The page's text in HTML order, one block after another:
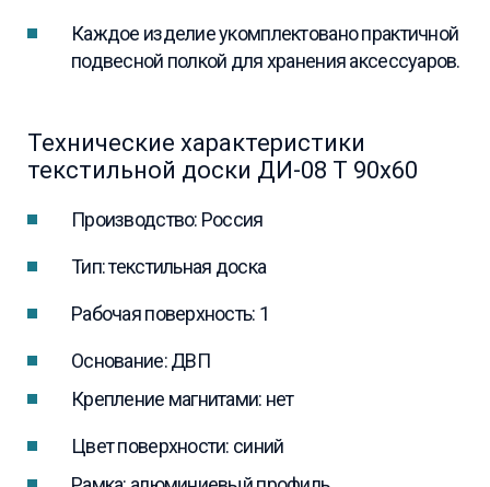
Каждое изделие укомплектовано практичной
подвесной полкой для хранения аксессуаров.
Технические характеристики
текстильной доски ДИ-08 Т 90х60
Производство: Россия
Тип: текстильная доска
Рабочая поверхность: 1
Основание: ДВП
Крепление магнитами: нет
Цвет поверхности: синий